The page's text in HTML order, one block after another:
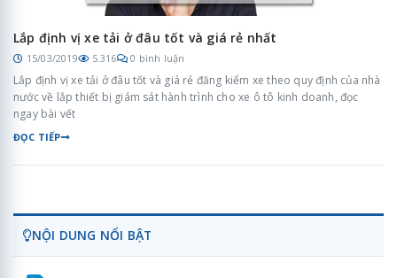
Lắp định vị xe tải ở đâu tốt và giá rẻ nhất
15/03/2019 5.316 0 bình luận
Lắp định vị xe tải ở đâu tốt và giá rẻ đăng kiểm xe theo quy định của nhà
nước về lắp thiết bị giám sát hành trình cho xe ô tô kinh doanh, đọc
ngay bài vết
ĐỌC TIẾP
NỘI DUNG NỔI BẬT